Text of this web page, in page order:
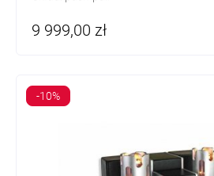
9 999,00 zł
-10%